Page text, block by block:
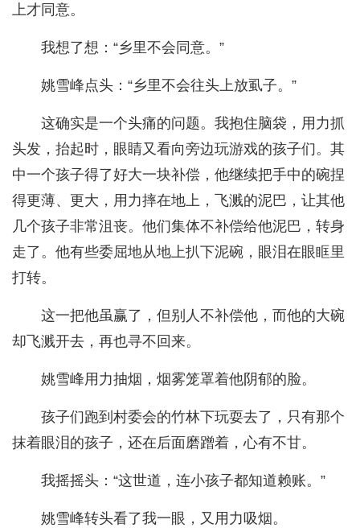
上才同意。
我想了想：“乡里不会同意。”
姚雪峰点头：“乡里不会往头上放虱子。”
这确实是一个头痛的问题。我抱住脑袋，用力抓
头发，抬起时，眼睛又看向旁边玩游戏的孩子们。其
中一个孩子得了好大一块补偿，他继续把手中的碗捏
得更薄、更大，用力摔在地上，飞溅的泥巴，让其他
几个孩子非常沮丧。他们集体不补偿给他泥巴，转身
走了。他有些委屈地从地上扒下泥碗，眼泪在眼眶里
打转。
这一把他虽赢了，但别人不补偿他，而他的大碗
却飞溅开去，再也寻不回来。
姚雪峰用力抽烟，烟雾笼罩着他阴郁的脸。
孩子们跑到村委会的竹林下玩耍去了，只有那个
抹着眼泪的孩子，还在后面磨蹭着，心有不甘。
我摇摇头：“这世道，连小孩子都知道赖账。”
姚雪峰转头看了我一眼，又用力吸烟。